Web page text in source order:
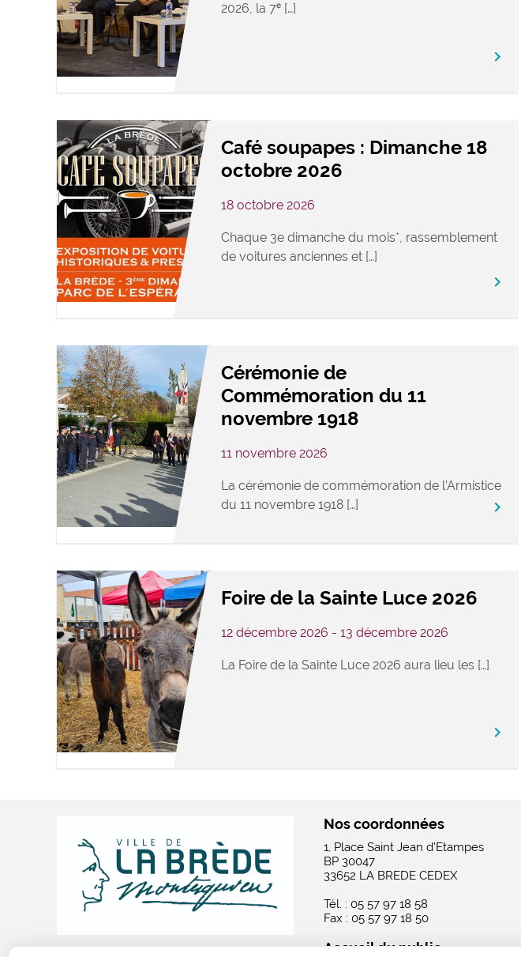
2026, la 7ᵉ […]
keyboard_arrow_right
Café soupapes : Dimanche 18
octobre 2026
18 octobre 2026
Chaque 3e dimanche du mois*, rassemblement
de voitures anciennes et […]
keyboard_arrow_right
Cérémonie de
Commémoration du 11
novembre 1918
11 novembre 2026
La cérémonie de commémoration de l’Armistice
du 11 novembre 1918 […]
keyboard_arrow_right
Foire de la Sainte Luce 2026
12 décembre 2026 - 13 décembre 2026
La Foire de la Sainte Luce 2026 aura lieu les […]
keyboard_arrow_right
Nos coordonnées
1, Place Saint Jean d'Etampes
BP 30047
33652 LA BREDE CEDEX
Tél. : 05 57 97 18 58
Fax : 05 57 97 18 50
Accueil du public